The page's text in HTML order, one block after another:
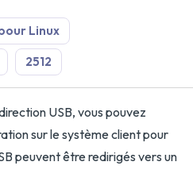
Linux
2512
USB, vous pouvez
sur le système client pour
peuvent être redirigés vers un